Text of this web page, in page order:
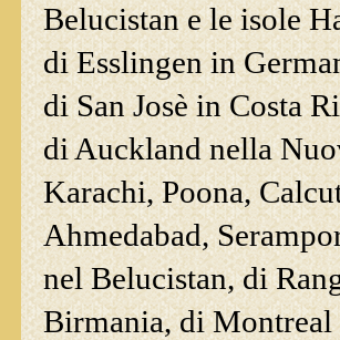
Belucistan e le isole
di Esslingen in
di San Josè in Costa
di Auckland nella
Karachi, Poona,
Ahmedabad,
nel Belucistan, di
Birmania, di Montreal